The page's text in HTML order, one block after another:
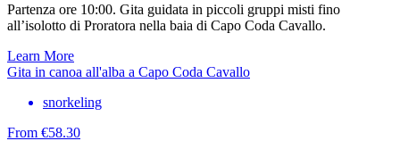
Partenza ore 10:00. Gita guidata in piccoli gruppi misti fino
all’isolotto di Proratora nella baia di Capo Coda Cavallo.
Learn More
Gita in canoa all'alba a Capo Coda Cavallo
snorkeling
From €58.30